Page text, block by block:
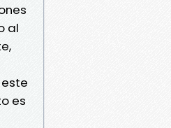
al
es